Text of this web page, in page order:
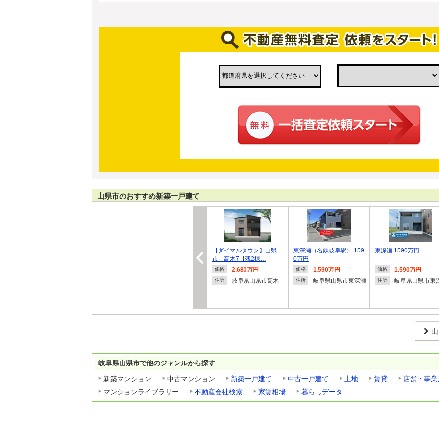
山県市のおすすめ新築一戸建て
【ダイマルタウン】山県
市 高木7【残2棟…
価格 2,680万円
住所 岐阜県山県市高木
東深瀬（名鉄岐阜駅） 159
0万円
価格 1,590万円
住所 岐阜県山県市東深瀬
東深瀬 1590万円
価格 1,590万円
住所 岐阜県山県市東
岐阜県山県市で他のジャンルから探す
新築マンション
中古マンション 新築一戸建て 中古一戸建て 土地 賃貸
店舗・事業
マンションライブラリー
不動産会社検索 家賃相場 暮らしデータ